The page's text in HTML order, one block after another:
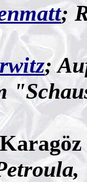
;
;